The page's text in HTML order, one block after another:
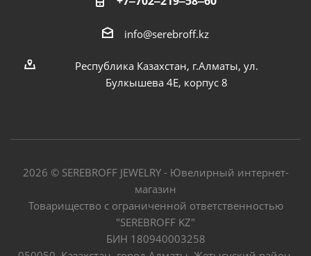
info@serebroff.kz
Республика Казахстан, г.Алматы, ул.
Булкышева 4Е, корпус 8
2026 © SEREBROFF JEWELRY - Ювелирный интернет-
магазин
Товарищество с ограниченной ответственностью
"SEREBROFF KZ"
БИН 180940003258